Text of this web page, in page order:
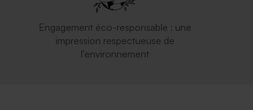
Engagement éco-responsable : une
impression respectueuse de
l'environnement